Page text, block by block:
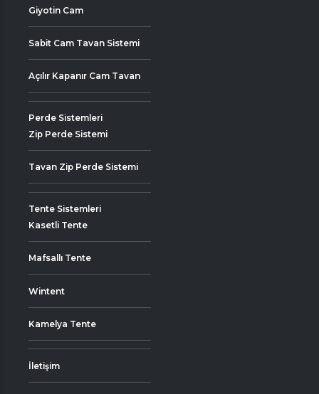
Giyotin Cam
Sabit Cam Tavan Sistemi
Açılır Kapanır Cam Tavan
Perde Sistemleri
Zip Perde Sistemi
Tavan Zip Perde Sistemi
Tente Sistemleri
Kasetli Tente
Mafsallı Tente
Wintent
Kamelya Tente
İletişim